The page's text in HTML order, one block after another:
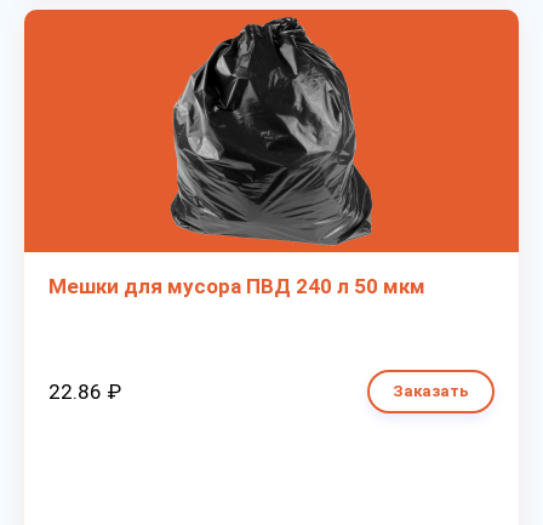
Мешки для мусора ПВД 240 л 50 мкм
22.86 ₽ Заказать